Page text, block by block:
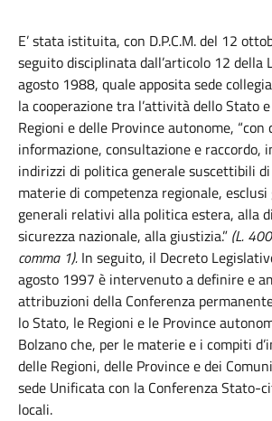
E’ stata istituita, con D.P.C.M. del 12
seguito disciplinata dall’articolo 12 della
agosto 1988, quale apposita sede
la cooperazione tra l’attività dello Stato
Regioni e delle Province autonome, “con
informazione, consultazione e raccordo,
indirizzi di politica generale suscettibili
materie di competenza regionale,
generali relativi alla politica estera, alla
sicurezza nazionale, alla giustizia.” (L.
comma 1). In seguito, il Decreto
agosto 1997 è intervenuto a definire e
attribuzioni della Conferenza
lo Stato, le Regioni e le Province
Bolzano che, per le materie e i compiti
delle Regioni, delle Province e dei
sede Unificata con la Conferenza Stato-
locali.